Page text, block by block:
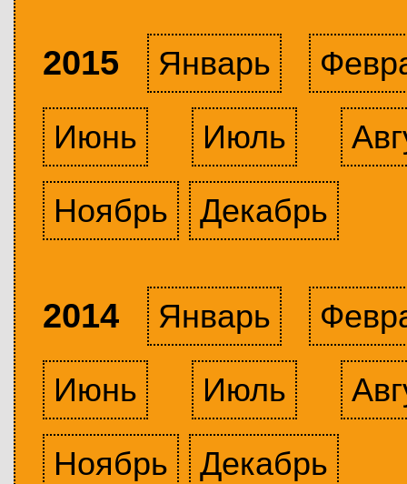
2015 Январь
Июнь
Июль
Ноябрь
Декабрь
2014 Январь
Июнь
Июль
Ноябрь
Декабрь